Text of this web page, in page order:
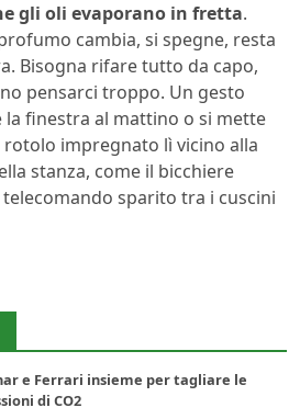
gli oli evaporano in fretta.
cambia, si spegne, resta
Bisogna rifare tutto da capo,
pensarci troppo. Un gesto
finestra al mattino o si mette
rotolo impregnato lì vicino alla
stanza, come il bicchiere
sparito tra i cuscini
e Ferrari insieme per tagliare le
di CO2